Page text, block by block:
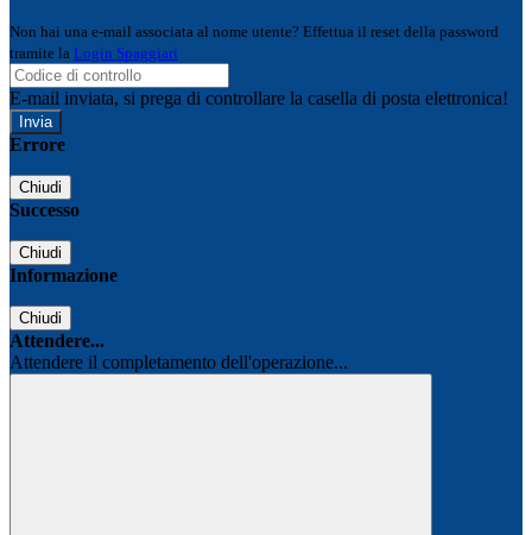
Non hai una e-mail associata al nome utente? Effettua il reset della password
tramite la Login Spaggiari
E-mail inviata, si prega di controllare la casella di posta elettronica!
Errore
Chiudi
Successo
Chiudi
Informazione
Chiudi
Attendere...
Attendere il completamento dell'operazione...